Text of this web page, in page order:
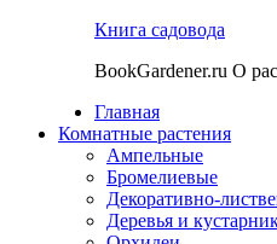
Книга садовода
BookGardener.ru О
Главная
Комнатные растения
Ампельные
Бромелиевые
Декоративно-
Деревья и